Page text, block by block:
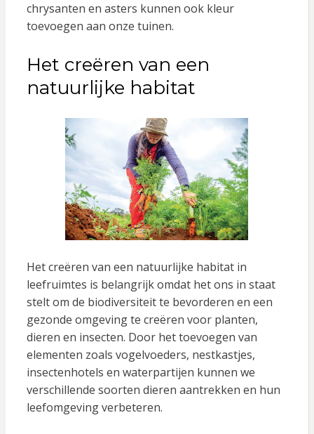
chrysanten en asters kunnen ook kleur
toevoegen aan onze tuinen.
Het creëren van een
natuurlijke habitat
Het creëren van een natuurlijke habitat in
leefruimtes is belangrijk omdat het ons in staat
stelt om de biodiversiteit te bevorderen en een
gezonde omgeving te creëren voor planten,
dieren en insecten. Door het toevoegen van
elementen zoals vogelvoeders, nestkastjes,
insectenhotels en waterpartijen kunnen we
verschillende soorten dieren aantrekken en hun
leefomgeving verbeteren.